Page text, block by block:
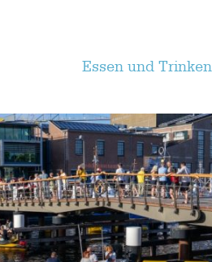
Essen und Trinken